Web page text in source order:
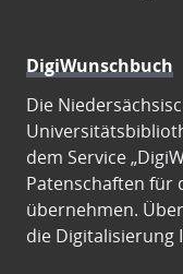
DigiWunschbuch
Die
dem Service
Patenschaften für
übernehmen.
die Digitalisierung